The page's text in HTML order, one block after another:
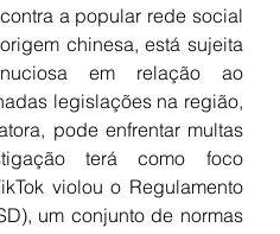
a popular rede social
chinesa, está sujeita
em relação ao
legislações na região,
pode enfrentar multas
terá como foco
violou o Regulamento
um conjunto de normas